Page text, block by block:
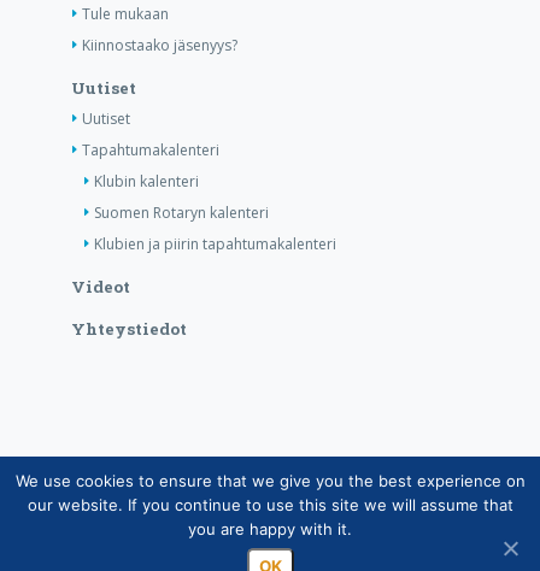
Tule mukaan
Kiinnostaako jäsenyys?
Uutiset
Uutiset
Tapahtumakalenteri
Klubin kalenteri
Suomen Rotaryn kalenteri
Klubien ja piirin tapahtumakalenteri
Videot
Yhteystiedot
Copyright © Suomen Rotarypalvelu ry 2026 |
Jäsentietojärjestelmän tietosuojaseloste|Henkilötietojen
käsittely Rotarytoiminnassa
We use cookies to ensure that we give you the best experience on
our website. If you continue to use this site we will assume that
you are happy with it.
OK